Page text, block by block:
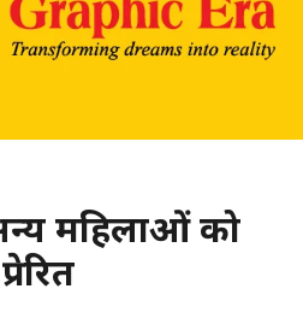
महिलाओं को